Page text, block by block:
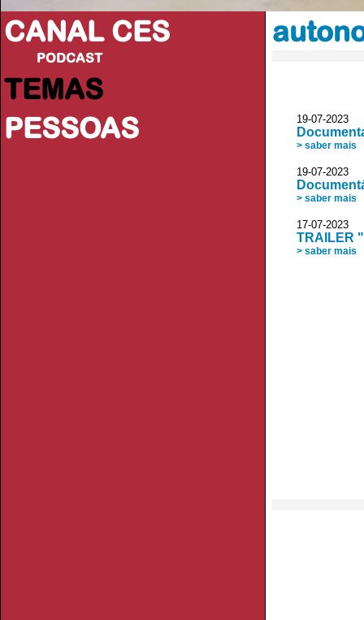
CANAL CES
PODCAST
TEMAS
PESSOAS
19-07-
> saber mais
19-07-
> saber mais
17-07-
TRAILER
> saber mais